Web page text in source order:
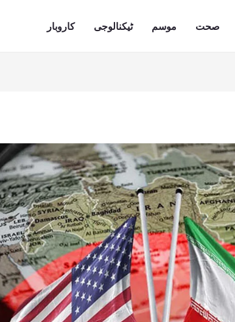
صحت موسم ٹیکنالوجی کاروبار